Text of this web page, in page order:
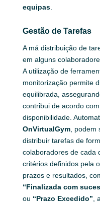
equipas.
Gestão de Tarefas
A má distribuição de
em alguns
A utilização de
monitorização permite
equilibrada,
contribui de acordo
disponibilidade.
OnVirtualGym, podem
distribuir tarefas de
colaboradores de cada
critérios definidos pela
prazos e resultados,
“Finalizada com
ou “Prazo Excedido” ,